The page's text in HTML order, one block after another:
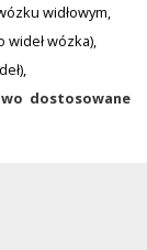
widłowym,
wózka),
dostosowane